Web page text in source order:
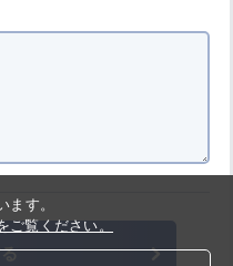
ます。
覧ください。